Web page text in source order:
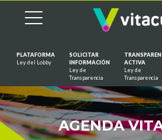
PLATAFORMA
Ley del Lobby
SOLICITAR
INFORMACIÓN
Ley de
Transparencia
ACTIVA
Ley de
Transparencia
AGENDA